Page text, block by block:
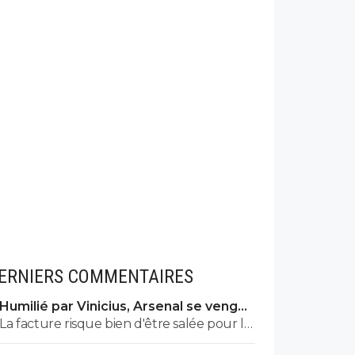
COMMENTAIRES
Humilié par Vinicius, Arsenal se venge
sur le PSG
La facture risque bien d'être salée pour le
PSG. ^^